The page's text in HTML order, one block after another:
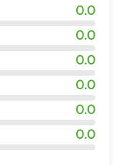
0.0
0.0
0.0
0.0
0.0
0.0